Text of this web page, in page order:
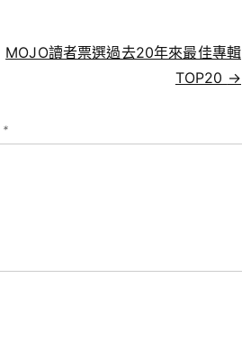
MOJO讀者票選過去20年來最佳專輯
TOP20 →
*